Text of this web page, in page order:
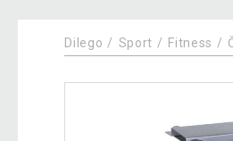
Dilego Sport Fitness